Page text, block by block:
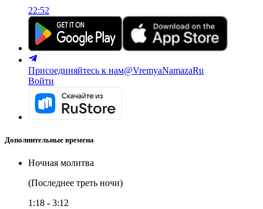
22:52
Присоединяйтесь к нам@VremyaNamazaRu
Войти
Дополнительные времена
Ночная молитва
(Последнее треть ночи)
1:18 - 3:12